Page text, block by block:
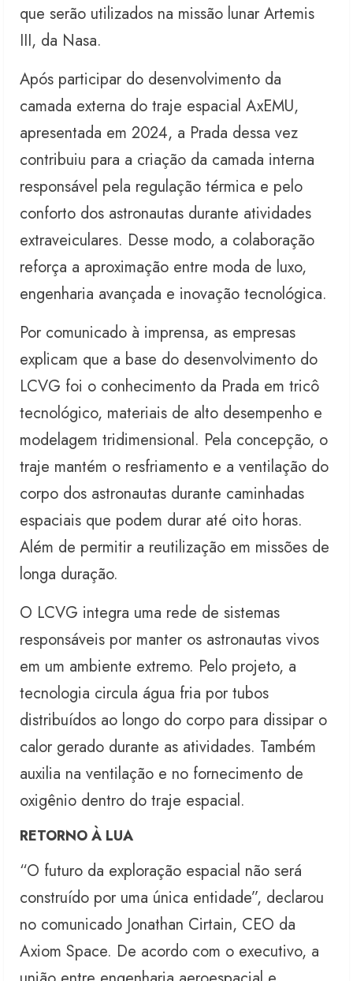
que serão utilizados na missão lunar Artemis
III, da Nasa.
Após participar do desenvolvimento da
camada externa do traje espacial AxEMU,
apresentada em 2024, a Prada dessa vez
contribuiu para a criação da camada interna
responsável pela regulação térmica e pelo
conforto dos astronautas durante atividades
extraveiculares. Desse modo, a colaboração
reforça a aproximação entre moda de luxo,
engenharia avançada e inovação tecnológica.
Por comunicado à imprensa, as empresas
explicam que a base do desenvolvimento do
LCVG foi o conhecimento da Prada em tricô
tecnológico, materiais de alto desempenho e
modelagem tridimensional. Pela concepção, o
traje mantém o resfriamento e a ventilação do
corpo dos astronautas durante caminhadas
espaciais que podem durar até oito horas.
Além de permitir a reutilização em missões de
longa duração.
O LCVG integra uma rede de sistemas
responsáveis por manter os astronautas vivos
em um ambiente extremo. Pelo projeto, a
tecnologia circula água fria por tubos
distribuídos ao longo do corpo para dissipar o
calor gerado durante as atividades. Também
auxilia na ventilação e no fornecimento de
oxigênio dentro do traje espacial.
RETORNO À LUA
“O futuro da exploração espacial não será
construído por uma única entidade”, declarou
no comunicado Jonathan Cirtain, CEO da
Axiom Space. De acordo com o executivo, a